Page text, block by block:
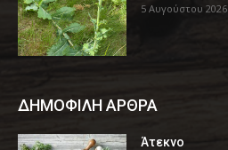
5 Αυγούστου 2026
ΔΗΜΟΦΙΛΗ ΑΡΘΡΑ
Άτεκνο